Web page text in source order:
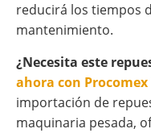
reducirá los tiempos
mantenimiento.
¿Necesita este
ahora con Procomex
importación de
maquinaria pesada,